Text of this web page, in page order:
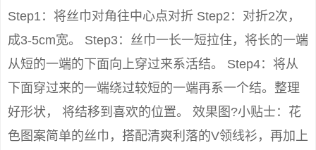
Step1：将丝巾对角往中心点对折 Step2：对折2次，
成3-5cm宽。 Step3：丝巾一长一短拉住，将长的一端
从短的一端的下面向上穿过来系活结。 Step4：将从
下面穿过来的一端绕过较短的一端再系一个结。整理
好形状， 将结移到喜欢的位置。 效果图?小贴士：花
色图案简单的丝巾，搭配清爽利落的V领线衫，再加上